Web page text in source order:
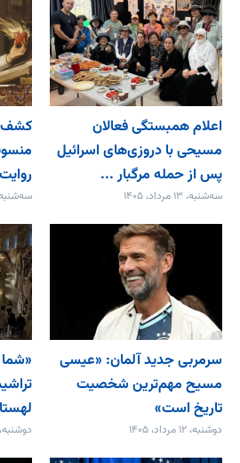
اعلام همبستگی فعالان
مسیحی با دروزی‌های اسرائیل
پس از حمله مرگبار ...
سه‌شنبه، ۱۳ مرداد، ۱۴۰۵
کشف
سه‌شنبه، ۱۳ مرداد،
سرمربی جدید آلمان: «عیسی
مسیح مهم‌ترین شخصیت
تاریخ است»
دوشنبه، ۱۲ مرداد، ۱۴۰۵ دوشنبه، ۱۲ مرداد، ۱۴۰۵